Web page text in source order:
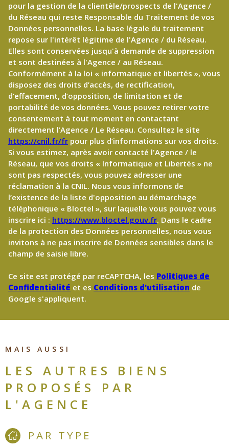
pour la gestion de la clientèle/prospects de l'Agence /
du Réseau qui reste Responsable du Traitement de vos
Données personnelles. La base légale du traitement
repose sur l'intérêt légitime de l'Agence / du Réseau.
Elles sont conservées jusqu'à demande de suppression
et sont destinées à l'Agence / au Réseau.
Conformément à la loi « informatique et libertés », vous
disposez des droits d’accès, de rectification,
d’effacement, d’opposition, de limitation et de
portabilité de vos données. Vous pouvez retirer votre
consentement à tout moment en contactant
directement l’Agence / Le Réseau. Consultez le site
https://cnil.fr/fr pour plus d’informations sur vos droits.
Si vous estimez, après avoir contacté l'Agence / le
Réseau, que vos droits « Informatique et Libertés » ne
sont pas respectés, vous pouvez adresser une
réclamation à la CNIL. Nous vous informons de
l’existence de la liste d'opposition au démarchage
téléphonique « Bloctel », sur laquelle vous pouvez vous
inscrire ici : https://www.bloctel.gouv.fr. Dans le cadre
de la protection des Données personnelles, nous vous
invitons à ne pas inscrire de Données sensibles dans le
champ de saisie libre.
Ce site est protégé par reCAPTCHA, les Politiques de
Confidentialité et es Conditions d'utilisation de
Google s'appliquent.
MAIS AUSSI
LES AUTRES BIENS
PROPOSÉS PAR
L'AGENCE
PAR TYPE